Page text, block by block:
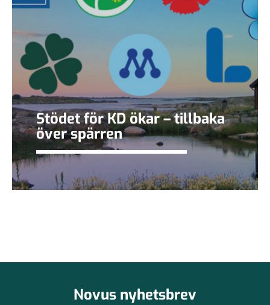
Stödet för KD ökar – tillbaka
över spärren
Novus nyhetsbrev